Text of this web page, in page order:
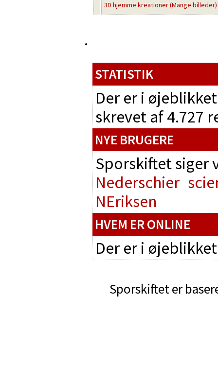
3D hjemme kreationer (Mange billeder)
STATISTIK
Der er i
skrevet af 4.727
NYE BRUGERE
Sporskiftet
Nederschier
NEriksen
HVEM ER ONLINE
Der er i
Sporskiftet er